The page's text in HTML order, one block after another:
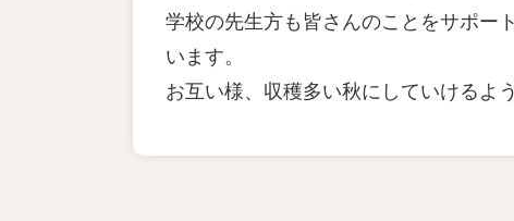
学校の先生方も皆さんのことをサポー
います。
お互い様、収穫多い秋にしていけるよ